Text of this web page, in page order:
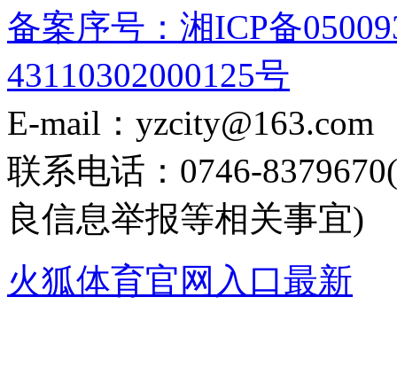
备案序号：湘ICP备
43110302000125号
E-mail：yzcity@163.com
联系电话：0746-
良信息举报等相关事宜)
火狐体育官网入口最新